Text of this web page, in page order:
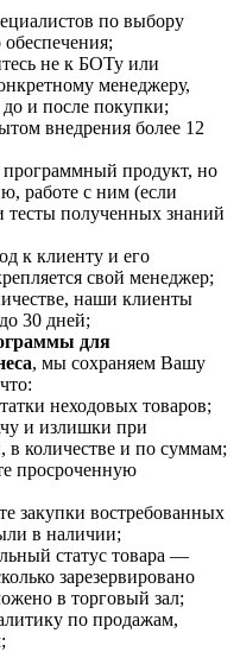
по выбору
не к БОТу или
менеджеру,
и после покупки;
внедрения более 12
продукт, но
работе с ним (если
тесты полученных знаний
к клиенту и его
свой менеджер;
наши клиенты
30 дней;
для
, мы сохраняем Вашу
неходовых товаров;
и излишки при
в количестве и по суммам;
просроченную
закупки востребованных
в наличии;
статус товара —
зарезервировано
в торговый зал;
по продажам,